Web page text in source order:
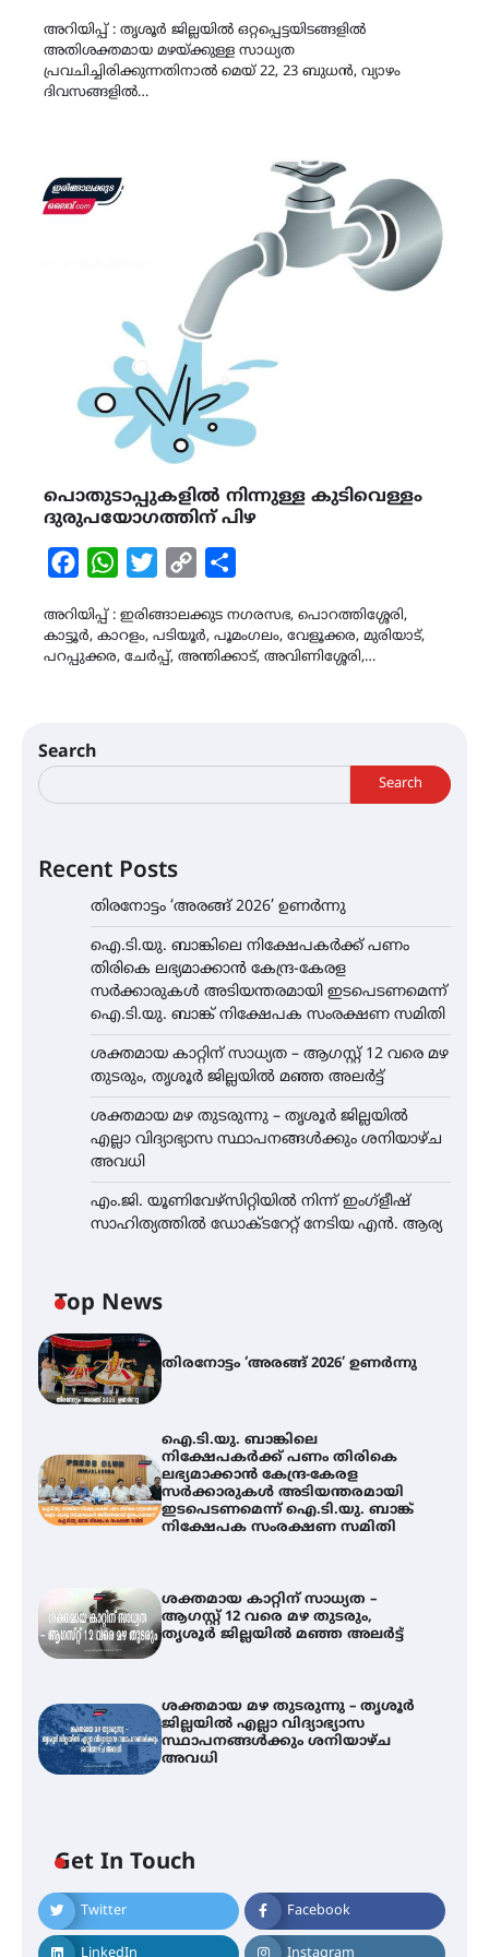
അറിയിപ്പ് : തൃശൂർ ജില്ലയിൽ ഒറ്റപ്പെട്ടയിടങ്ങളിൽ
അതിശക്തമായ മഴയ്ക്കുള്ള സാധ്യത
പ്രവചിച്ചിരിക്കുന്നതിനാൽ മെയ് 22, 23 ബുധൻ, വ്യാഴം
ദിവസങ്ങളിൽ…
പൊതുടാപ്പുകളിൽ നിന്നുള്ള കുടിവെള്ളം
ദുരുപയോഗത്തിന് പിഴ
FacebookWhatsAppTwitterCopy
അറിയിപ്പ് : ഇരിങ്ങാലക്കുട നഗരസഭ, പൊറത്തിശ്ശേരി,
കാട്ടൂർ, കാറളം, പടിയൂർ, പൂമംഗലം, വേളൂക്കര, മുരിയാട്,
പറപ്പുക്കര, ചേർപ്പ്, അന്തിക്കാട്, അവിണിശ്ശേരി,…
Search
Search
Recent Posts
തിരനോട്ടം ‘അരങ്ങ് 2026’ ഉണർന്നു
ഐ.ടി.യു. ബാങ്കിലെ നിക്ഷേപകർക്ക് പണം
തിരികെ ലഭ്യമാക്കാൻ കേന്ദ്ര-കേരള
സർക്കാരുകൾ അടിയന്തരമായി ഇടപെടണമെന്ന്
ഐ.ടി.യു. ബാങ്ക് നിക്ഷേപക സംരക്ഷണ സമിതി
ശക്തമായ കാറ്റിന് സാധ്യത – ആഗസ്റ്റ് 12 വരെ മഴ
തുടരും, തൃശൂർ ജില്ലയിൽ മഞ്ഞ അലർട്ട്
ശക്തമായ മഴ തുടരുന്നു – തൃശൂർ ജില്ലയിൽ
എല്ലാ വിദ്യാഭ്യാസ സ്ഥാപനങ്ങൾക്കും ശനിയാഴ്ച
അവധി
എം.ജി. യൂണിവേഴ്‌സിറ്റിയിൽ നിന്ന് ഇംഗ്ളീഷ്
സാഹിത്യത്തിൽ ഡോക്ടറേറ്റ് നേടിയ എൻ. ആര്യ
Top News
തിരനോട്ടം ‘അരങ്ങ് 2026’ ഉണർന്നു
ഐ.ടി.യു. ബാങ്കിലെ
നിക്ഷേപകർക്ക് പണം തിരികെ
ലഭ്യമാക്കാൻ കേന്ദ്ര-കേരള
സർക്കാരുകൾ അടിയന്തരമായി
ഇടപെടണമെന്ന് ഐ.ടി.യു. ബാങ്ക്
നിക്ഷേപക സംരക്ഷണ സമിതി
ശക്തമായ കാറ്റിന് സാധ്യത –
ആഗസ്റ്റ് 12 വരെ മഴ തുടരും,
തൃശൂർ ജില്ലയിൽ മഞ്ഞ അലർട്ട്
ശക്തമായ മഴ തുടരുന്നു – തൃശൂർ
ജില്ലയിൽ എല്ലാ വിദ്യാഭ്യാസ
സ്ഥാപനങ്ങൾക്കും ശനിയാഴ്ച
അവധി
Get In Touch
Twitter Facebook
ഐ.ടി.യു. ബാങ്കിലെ
നിക്ഷേപകർക്ക് പണം തിരികെ
ലഭ്യമാക്കാൻ കേന്ദ്ര-കേരള
സർക്കാരുകൾ അടിയന്തരമായി
ഇടപെടണമെന്ന് ഐ.ടി.യു. ബാങ്ക്
നിക്ഷേപക സംരക്ഷണ സമിതി